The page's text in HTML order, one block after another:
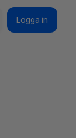
Logga in